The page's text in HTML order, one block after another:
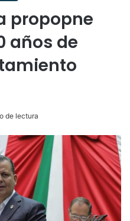
propopne
años de
de lectura